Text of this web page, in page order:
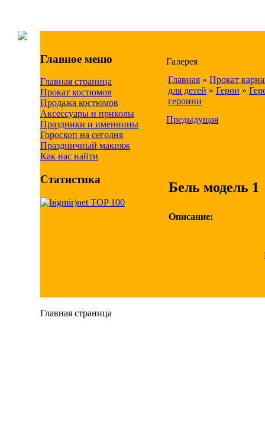
Главное меню
Главная страница
Прокат костюмов
Продажа костюмов
Аксессуары и приколы
Праздники и именнины
Гороскоп на сегодня
Праздничный макияж
Как нас найти
Статистика
Галерея
Главная » Прокат
для детей » Герои »
героини
Предыдущая
Бель модель 1
Описание:
Главная страница